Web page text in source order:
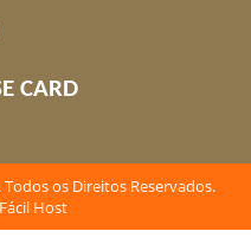
CARD
os Direitos Reservados.
Fácil Host